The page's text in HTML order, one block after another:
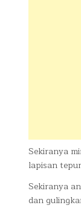
Sekiranya
lapisan
Sekiranya
dan